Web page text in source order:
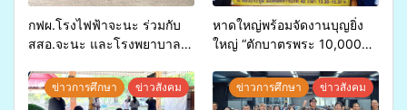
กฟผ.โรงไฟฟ้าจะนะ ร่วมกับ
สสอ.จะนะ และโรงพยาบาล
แพทย์เคลื่อนที่ ประจำปี 2569
หาดใหญ่พร้อมจัดงานบุญยิ่ง
ใหญ่ “ตักบาตรพระ 10,000
พ่อ” ปีที่ 23 รวมพลัง
พุทธศาสนิกชน 4 ประเทศ
ข่าวการศึกษา ข่าวสังคม ข่าวการศึกษา ข่าวสังคม